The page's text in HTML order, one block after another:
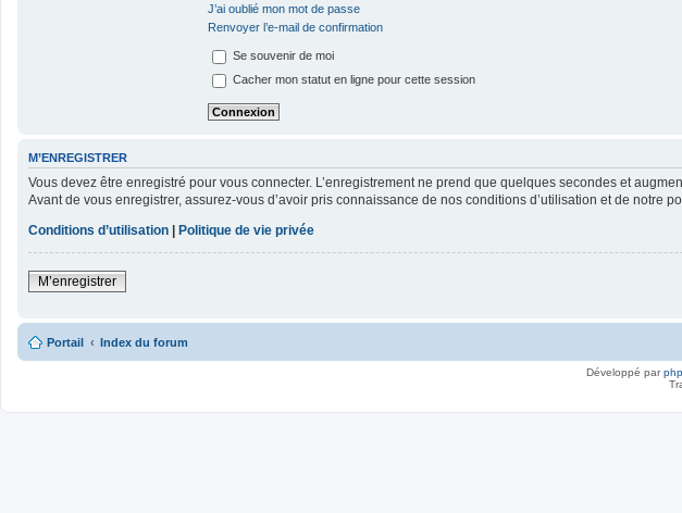
J’ai oublié mon mot de passe
Renvoyer l’e-mail de confirmation
Se souvenir de moi
Cacher mon statut en ligne pour cette session
M’ENREGISTRER
Vous devez être enregistré pour vous connecter. L’enregistrement ne prend que quelques secondes et
Avant de vous enregistrer, assurez-vous d’avoir pris connaissance de nos conditions d’utilisation et de notre
Conditions d’utilisation
Politique de vie privée
M’enregistrer
Portail Index du forum
Développé par